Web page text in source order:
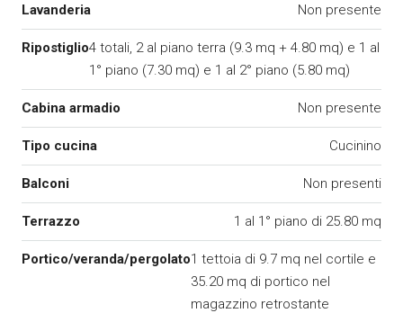
Lavanderia Non presente
Ripostiglio4 totali, 2 al piano terra (9.3 mq + 4.80 mq) e 1 al
1° piano (7.30 mq) e 1 al 2° piano (5.80 mq)
Cabina armadio Non presente
Tipo cucina Cucinino
Balconi Non presenti
Terrazzo 1 al 1° piano di 25.80 mq
Portico/veranda/pergolato1 tettoia di 9.7 mq nel cortile e
35.20 mq di portico nel
magazzino retrostante